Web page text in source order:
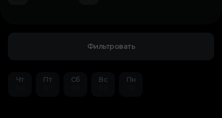
Фильтровать
Чт
Пт
Сб
Вс
Пн